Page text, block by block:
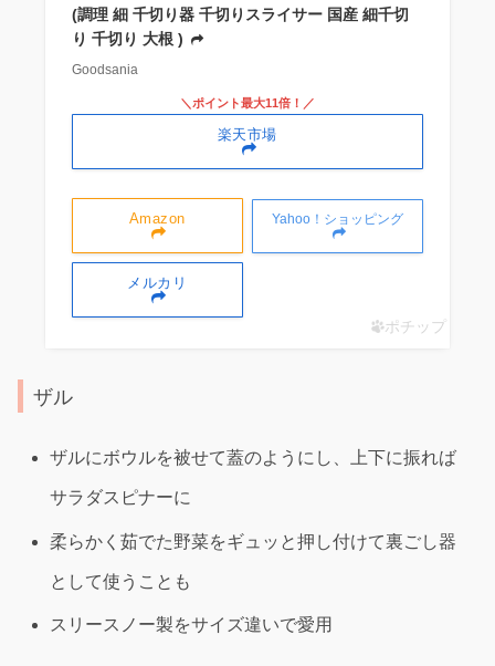
(調理 細 千切り器 千切りスライサー 国産 細千切
り 千切り 大根 )
Goodsania
Amazon
＼ポイント最大11倍！／
楽天市場
Yahoo！ショッピング
メルカリ
ポチップ
ザル
ザルにボウルを被せて蓋のようにし、上下に振れば
サラダスピナーに
柔らかく茹でた野菜をギュッと押し付けて裏ごし器
として使うことも
スリースノー製をサイズ違いで愛用